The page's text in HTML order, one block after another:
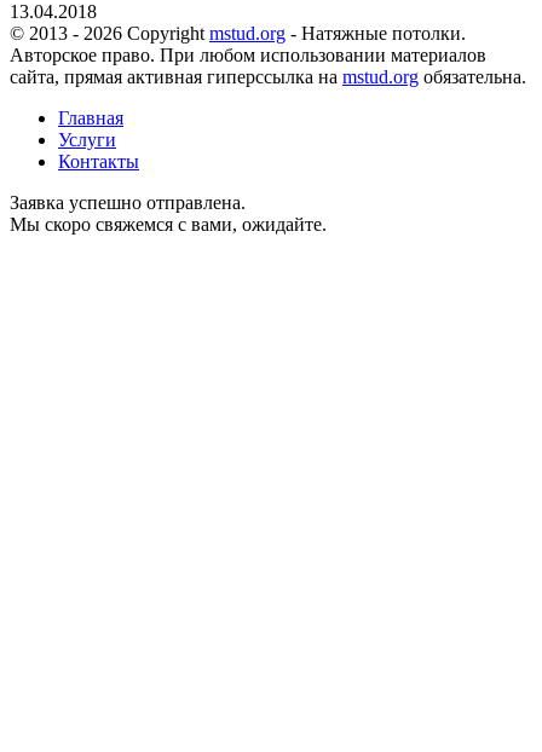
13.04.2018
© 2013 - 2026 Copyright mstud.org - Натяжные потолки.
Авторское право. При любом использовании материалов
сайта, прямая активная гиперссылка на mstud.org обязательна.
Главная
Услуги
Контакты
Заявка успешно отправлена.
Мы скоро свяжемся с вами, ожидайте.